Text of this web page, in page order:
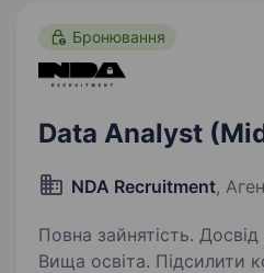
Бронювання
Data Analyst
NDA Recruitment,
Повна зайнятість.
Вища освіта. Підсилити команду аналітиків